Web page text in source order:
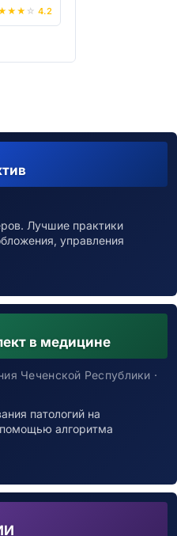
★ ★ ☆ 4.2
Лучшие практики
управления
в медицине
Чеченской Республики ·
патологий на
алгоритма